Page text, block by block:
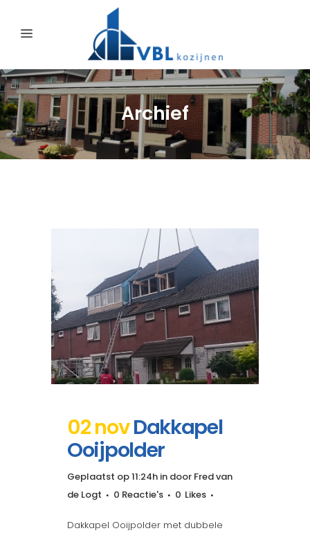
Archief
02 novDakkapel
Ooijpolder
Geplaatst op 11:24h in door Fred van
de Logt
0 Reactie's 0 Likes
Dakkapel Ooijpolder met dubbele